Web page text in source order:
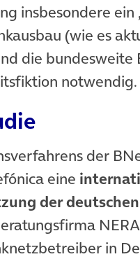
insbesondere ein
(wie es
die bundesweite
notwendig.
der
eine
der deutschen
in